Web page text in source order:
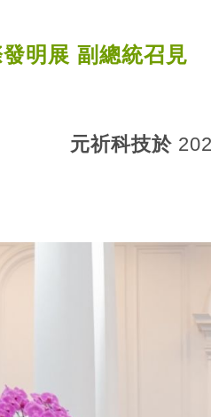
明展 副總統召見
元祈科技於